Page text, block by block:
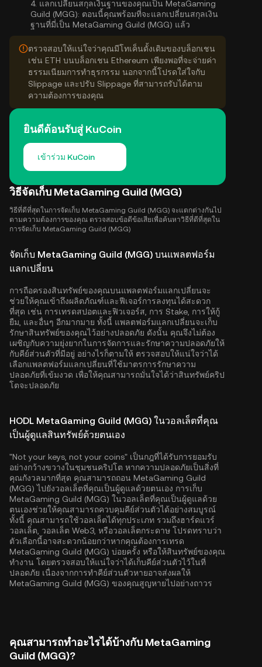
4. แลกเปลี่ยนสกุลเงินฐานของคุณเป็น MetaGaming
Guild (MGG): ตอนนี้คุณพร้อมที่จะแลกเปลี่ยนสกุลเงิน
ฐานที่มี่เป็น MetaGaming Guild (MGG) แล้ว
ตรวจสอบให้แน่ใจว่าคุณมีโทเค็นดั้งเดิมของบล็อกเชน
เช่น ETH บนบล็อกเชน Ethereum เพียงพอที่จะจ่ายค่า
ธรรมเนียมการทำธุรกรรม นอกจากนี้โปรดใส่ใจกับ
Slippage และปรับ Slippage ที่สามารถรับได้ตาม
ความต้องการของคุณ
ยินดีต้อนรับสู่ KuCoin
เข้าร่วม KuCoin
วิธีจัดเก็บ MetaGaming Guild (MGG)
วิธีที่ดีที่สุดในการจัดเก็บ MetaGaming Guild (MGG) จะแตกต่างกันไป
ตามความต้องการของคุณ ตรวจสอบข้อดีข้อเสียเพื่อค้นหาวิธีที่ดีที่สุดใน
การจัดเก็บ MetaGaming Guild (MGG)
จัดเก็บ MetaGaming Guild (MGG) บนแพลตฟอร์ม
แลกเปลี่ยน
การถือครองสินทรัพย์ของคุณบนแพลตฟอร์มแลกเปลี่ยนจะ
ช่วยให้คุณเข้าถึงผลิตภัณฑ์และฟีเจอร์การลงทุนได้สะดวก
ที่สุด เช่น การเทรดสปอตและฟิวเจอร์ส, การ Stake, การให้กู้
ยืม, และอื่นๆ อีกมากมาย ทั้งนี้ แพลตฟอร์มแลกเปลี่ยนจะเก็บ
รักษาสินทรัพย์ของคุณไว้อย่างปลอดภัย ดังนั้น คุณจึงไม่ต้อง
เผชิญกับความยุ่งยากในการจัดการและรักษาความปลอดภัยให้
กับคีย์ส่วนตัวที่มีอยู่ อย่างไรก็ตามให้ ตรวจสอบให้แน่ใจว่าได้
เลือกแพลตฟอร์มแลกเปลี่ยนที่ใช้มาตรการรักษาความ
ปลอดภัยที่เข้มงวด เพื่อให้คุณสามารถมั่นใจได้ว่าสินทรัพย์คริป
โตจะปลอดภัย
HODL MetaGaming Guild (MGG) ในวอลเล็ตที่คุณ
เป็นผู้ดูแลสินทรัพย์ด้วยตนเอง
"Not your keys, not your coins" เป็นกฎที่ได้รับการยอมรับ
อย่างกว้างขวางในชุมชนคริปโต หากความปลอดภัยเป็นสิ่งที่
คุณกังวลมากที่สุด คุณสามารถถอน MetaGaming Guild
(MGG) ไปยังวอลเล็ตที่คุณเป็นผู้ดูแลด้วยตนเอง การเก็บ
MetaGaming Guild (MGG) ในวอลเล็ตที่คุณเป็นผู้ดูแลด้วย
ตนเองช่วยให้คุณสามารถควบคุมคีย์ส่วนตัวได้อย่างสมบูรณ์
ทั้งนี้ คุณสามารถใช้วอลเล็ตได้ทุกประเภท รวมถึงฮาร์ดแวร์
วอลเล็ต, วอลเล็ต Web3, หรือวอลเล็ตกระดาษ โปรดทราบว่า
ตัวเลือกนี้อาจสะดวกน้อยกว่าหากคุณต้องการเทรด
MetaGaming Guild (MGG) บ่อยครั้ง หรือให้สินทรัพย์ของคุณ
ทำงาน โดยตรวจสอบให้แน่ใจว่าได้เก็บคีย์ส่วนตัวไว้ในที่
ปลอดภัย เนื่องจากการทำคีย์ส่วนตัวหายอาจส่งผลให้
MetaGaming Guild (MGG) ของคุณสูญหายไปอย่างถาวร
คุณสามารถทำอะไรได้บ้างกับ MetaGaming
Guild (MGG)?